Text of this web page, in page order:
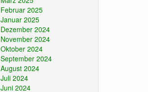
Februar 2025
Januar 2025
Dezember 2024
November 2024
Oktober 2024
September 2024
August 2024
Juli 2024
Juni 2024